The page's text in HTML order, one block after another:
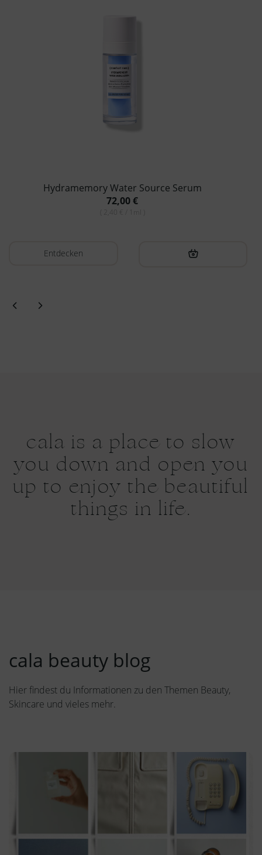
Hydramemory Water Source Serum
72,00€
( 2,40 € / 1ml )
Entdecken
cala is a place to slow
you down and open you
up to enjoy the beautiful
things in life.
cala beauty blog
Hier findest du Informationen zu den Themen Beauty,
Skincare und vieles mehr.